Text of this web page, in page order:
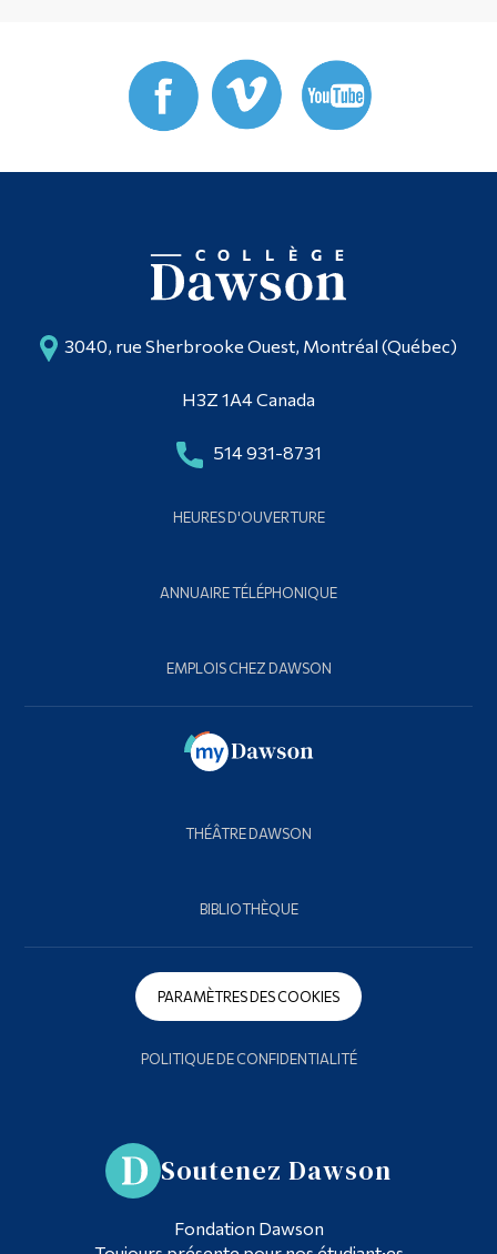
3040, rue Sherbrooke Ouest, Montréal (Québec)
H3Z 1A4 Canada
514 931-8731
HEURES D'OUVERTURE
ANNUAIRE TÉLÉPHONIQUE
EMPLOIS CHEZ DAWSON
THÉÂTRE DAWSON
BIBLIOTHÈQUE
PARAMÈTRES DES COOKIES
POLITIQUE DE CONFIDENTIALITÉ
Soutenez Dawson
Fondation Dawson